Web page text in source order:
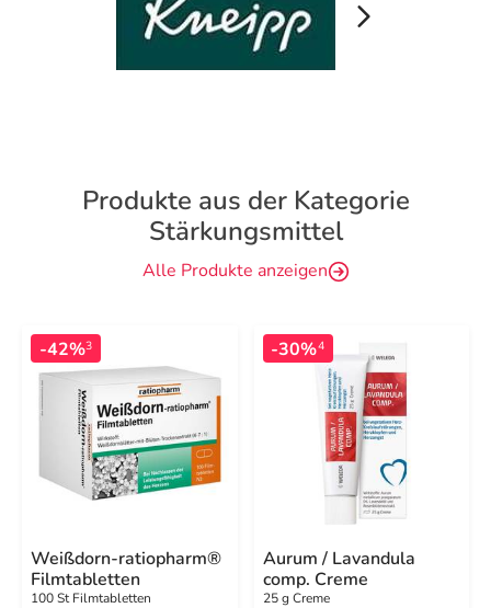
Produkte aus der Kategorie
Stärkungsmittel
Alle Produkte anzeigen
-42%3
Weißdorn-ratiopharm®
Filmtabletten
100 St Filmtabletten
-30%4
Aurum / Lavandula
comp. Creme
25 g Creme